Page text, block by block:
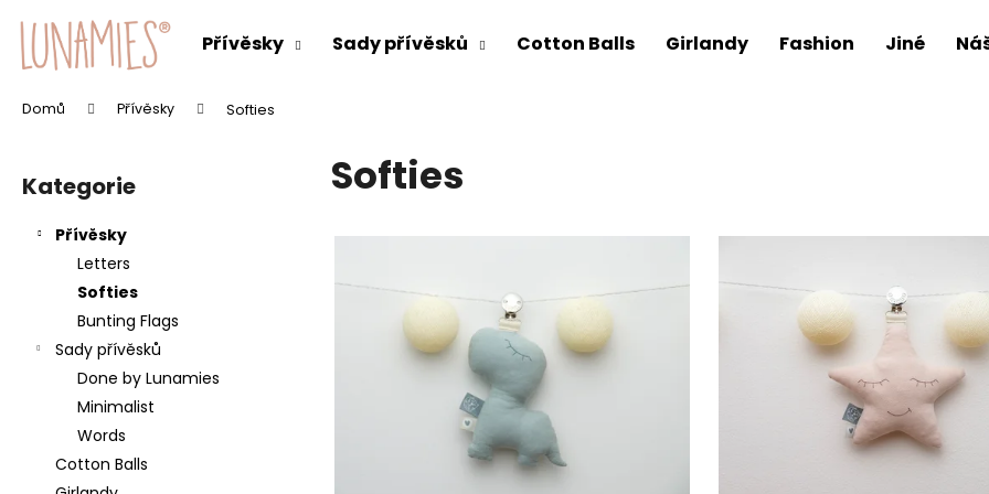
obsah
Přívěsky Sady přívěsků Cotton Balls Girlandy Fashion Jiné
Domů Přívěsky Softies
Přeskočit
kategorie
Kategorie
Přívěsky
Letters
Softies
Bunting Flags
Sady přívěsků
Done by Lunamies
Minimalist
Words
Cotton Balls
Softies
V
p
Zpět
obchodu
Zpět
obchodu
C
p
o
u